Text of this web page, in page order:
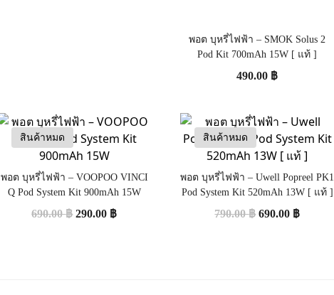
พอต บุหรี่ไฟฟ้า – SMOK Solus 2
Pod Kit 700mAh 15W [ แท้ ]
490.00 ฿
สินค้าหมด
พอต บุหรี่ไฟฟ้า – VOOPOO VINCI
Q Pod System Kit 900mAh 15W
690.00฿ 290.00 ฿
สินค้าหมด
พอต บุหรี่ไฟฟ้า – Uwell Popreel PK1
Pod System Kit 520mAh 13W [ แท้ ]
790.00฿ 690.00 ฿